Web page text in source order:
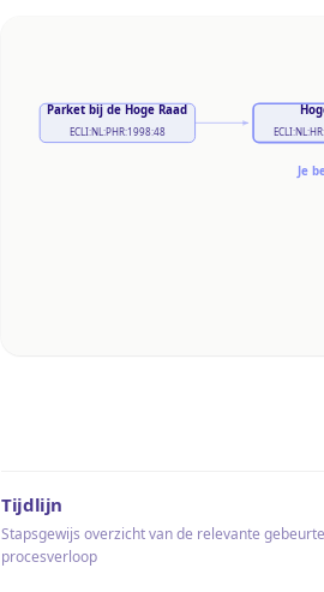
Parket bij de Hoge Raad
ECLI:NL:PHR:1998:48
Je
Tijdlijn
Stapsgewijs overzicht van de relevante
procesverloop